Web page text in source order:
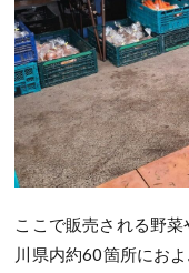
ここで販売される野
川県内約60箇所にお